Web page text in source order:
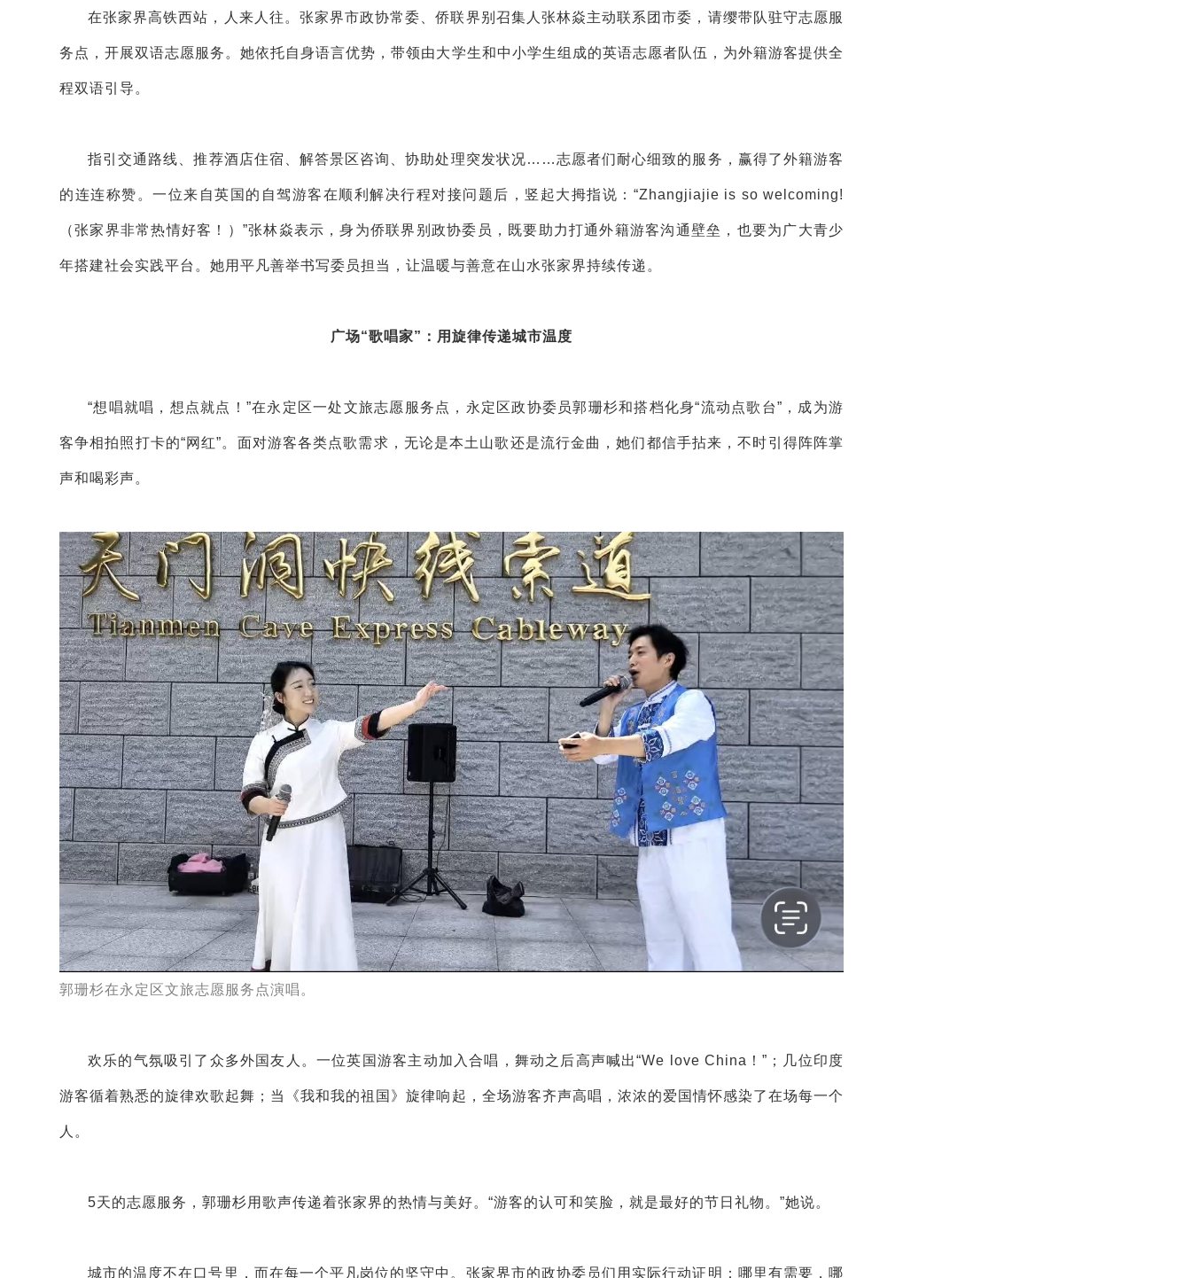
在张家界高铁西站，人来人往。张家界市政协常委、侨联界别召集人张林焱主动联系团市委，请缨带队驻守志愿服
务点，开展双语志愿服务。她依托自身语言优势，带领由大学生和中小学生组成的英语志愿者队伍，为外籍游客提供全
程双语引导。
指引交通路线、推荐酒店住宿、解答景区咨询、协助处理突发状况……志愿者们耐心细致的服务，赢得了外籍游客
的连连称赞。一位来自英国的自驾游客在顺利解决行程对接问题后，竖起大拇指说：“Zhangjiajie is so welcoming!
（张家界非常热情好客！）”张林焱表示，身为侨联界别政协委员，既要助力打通外籍游客沟通壁垒，也要为广大青少
年搭建社会实践平台。她用平凡善举书写委员担当，让温暖与善意在山水张家界持续传递。
广场“歌唱家”：用旋律传递城市温度
“想唱就唱，想点就点！”在永定区一处文旅志愿服务点，永定区政协委员郭珊杉和搭档化身“流动点歌台”，成为游
客争相拍照打卡的“网红”。面对游客各类点歌需求，无论是本土山歌还是流行金曲，她们都信手拈来，不时引得阵阵掌
声和喝彩声。
郭珊杉在永定区文旅志愿服务点演唱。
欢乐的气氛吸引了众多外国友人。一位英国游客主动加入合唱，舞动之后高声喊出“We love China！”；几位印度
游客循着熟悉的旋律欢歌起舞；当《我和我的祖国》旋律响起，全场游客齐声高唱，浓浓的爱国情怀感染了在场每一个
人。
5天的志愿服务，郭珊杉用歌声传递着张家界的热情与美好。“游客的认可和笑脸，就是最好的节日礼物。”她说。
城市的温度不在口号里，而在每一个平凡岗位的坚守中。张家界市的政协委员们用实际行动证明：哪里有需要，哪